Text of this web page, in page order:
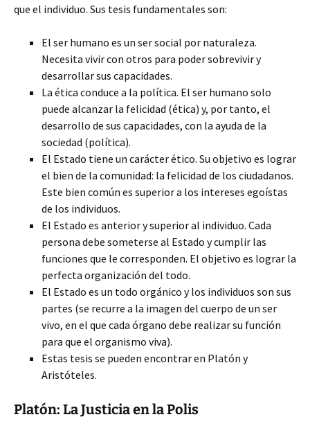
que el individuo. Sus tesis fundamentales son:
El ser humano es un ser social por naturaleza.
Necesita vivir con otros para poder sobrevivir y
desarrollar sus capacidades.
La ética conduce a la política. El ser humano solo
puede alcanzar la felicidad (ética) y, por tanto, el
desarrollo de sus capacidades, con la ayuda de la
sociedad (política).
El Estado tiene un carácter ético. Su objetivo es lograr
el bien de la comunidad: la felicidad de los ciudadanos.
Este bien común es superior a los intereses egoístas
de los individuos.
El Estado es anterior y superior al individuo. Cada
persona debe someterse al Estado y cumplir las
funciones que le corresponden. El objetivo es lograr la
perfecta organización del todo.
El Estado es un todo orgánico y los individuos son sus
partes (se recurre a la imagen del cuerpo de un ser
vivo, en el que cada órgano debe realizar su función
para que el organismo viva).
Estas tesis se pueden encontrar en Platón y
Aristóteles.
Platón: La Justicia en la Polis